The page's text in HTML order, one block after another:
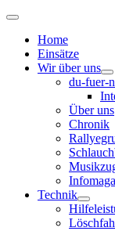
Home
Einsätze
Wir über uns
du-fuer-
Über uns
Chronik
Technik